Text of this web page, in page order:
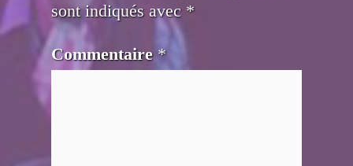
sont indiqués avec *
Commentaire *